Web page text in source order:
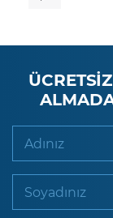
Adınız
Soyadınız